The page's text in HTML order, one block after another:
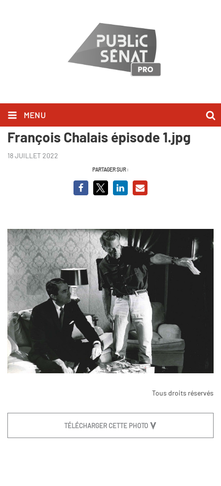
MENU
Les années Hollywood de
François Chalais épisode 1.jpg
18 JUILLET 2022
PARTAGER SUR :
Tous droits réservés
TÉLÉCHARGER CETTE PHOTO